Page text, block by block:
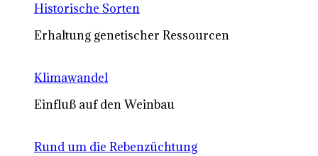
Historische Sorten
Erhaltung genetischer Ressourcen
Klimawandel
Einfluß auf den Weinbau
Rund um die Rebenzüchtung